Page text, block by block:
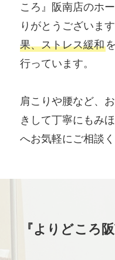
ころ』阪南店のホ
りがとうございま
果、ストレス緩和
行っています。
肩こりや腰など、
きして丁寧にもみ
へお気軽にご相談く
『よりどころ